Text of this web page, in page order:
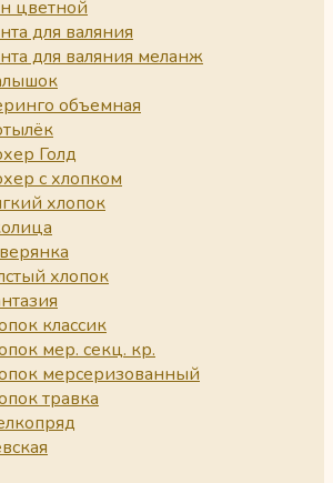
цветной
для валяния
для валяния меланж
объемная
Голд
с хлопком
хлопок
хлопок
классик
мер. секц. кр.
мерсеризованный
травка